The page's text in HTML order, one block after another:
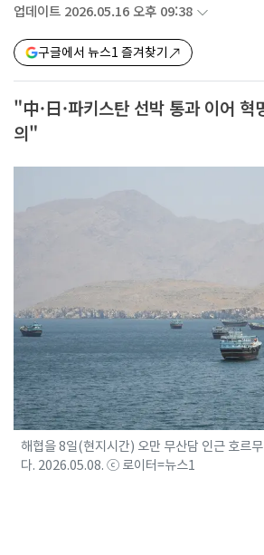
업데이트 2026.05.16 오후 09:38
구글에서 뉴스1 즐겨찾기
"中·日·파키스탄 선박 통과 이어 혁
의"
해협을 8일(현지시간) 오만 무산담 인근 호르
다. 2026.05.08. ⓒ 로이터=뉴스1